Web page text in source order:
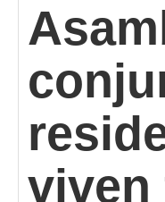
viven